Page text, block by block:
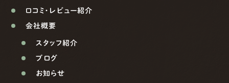
口コミ・レビュー紹介
会社概要
スタッフ紹介
ブログ
お知らせ